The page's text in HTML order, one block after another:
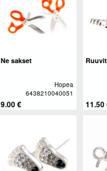
Ne sakset
Hopea
6438210040051
9.00 €
Ruuvit
11.50